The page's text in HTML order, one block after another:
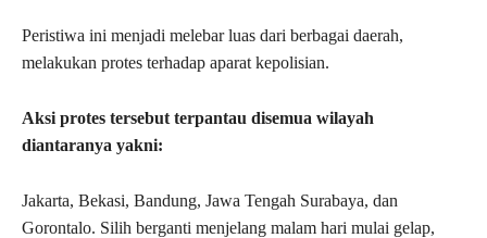
Peristiwa ini menjadi melebar luas dari berbagai daerah,
melakukan protes terhadap aparat kepolisian.
Aksi protes tersebut terpantau disemua wilayah
diantaranya yakni:
Jakarta, Bekasi, Bandung, Jawa Tengah Surabaya, dan
Gorontalo. Silih berganti menjelang malam hari mulai gelap,